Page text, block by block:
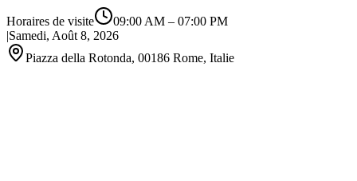
Horaires de visite 09:00 AM – 07:00 PM
|Samedi, Août 8, 2026
Piazza della Rotonda, 00186 Rome, Italie